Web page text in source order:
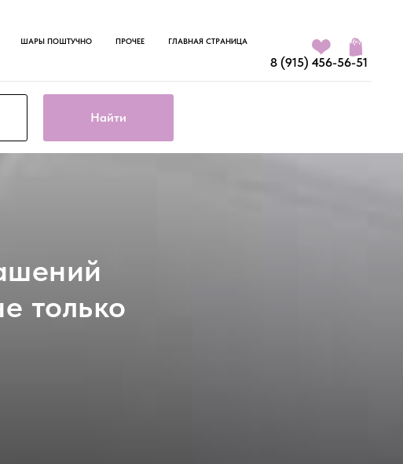
ШАРЫ ПОШТУЧНО ПРОЧЕЕ ГЛАВНАЯ СТРАНИЦА
Найти
только
8 (915) 456-56-51